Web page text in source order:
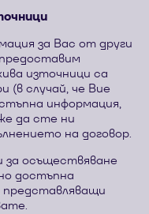
за Вас от други
източници са
(в случай, че Вие
информация,
да сте ни
на договор.
за осъществяване
достъпна
представляващи